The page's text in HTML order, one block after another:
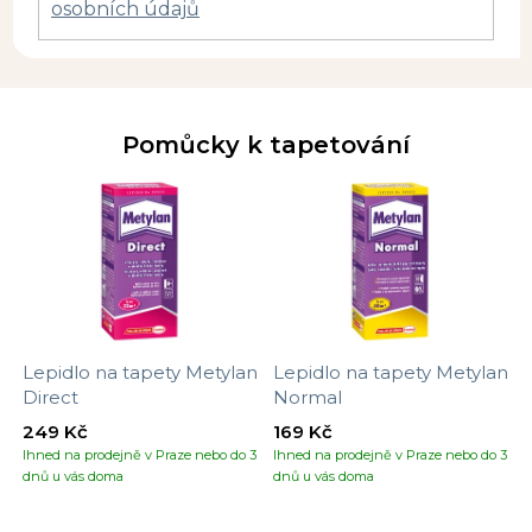
osobních údajů
Pomůcky k tapetování
Lepidlo na tapety Metylan
Direct
Ihned na prodejně v Praze nebo do 3
dnů u vás doma
249 Kč
Lepidlo na tapety Metylan
Normal
Ihned na prodejně v Praze nebo do 3
dnů u vás doma
169 Kč